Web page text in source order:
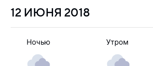
12 ИЮНЯ 2018
Ночью Утром